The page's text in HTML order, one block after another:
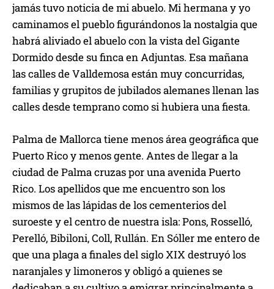
jamás tuvo noticia de mi abuelo. Mi hermana y yo
caminamos el pueblo figurándonos la nostalgia que
habrá aliviado el abuelo con la vista del Gigante
Dormido desde su finca en Adjuntas. Esa mañana
las calles de Valldemosa están muy concurridas,
familias y grupitos de jubilados alemanes llenan las
calles desde temprano como si hubiera una fiesta.
Palma de Mallorca tiene menos área geográfica que
Puerto Rico y menos gente. Antes de llegar a la
ciudad de Palma cruzas por una avenida Puerto
Rico. Los apellidos que me encuentro son los
mismos de las lápidas de los cementerios del
suroeste y el centro de nuestra isla: Pons, Rosselló,
Perelló, Bibiloni, Coll, Rullán. En Sóller me entero de
que una plaga a finales del siglo XIX destruyó los
naranjales y limoneros y obligó a quienes se